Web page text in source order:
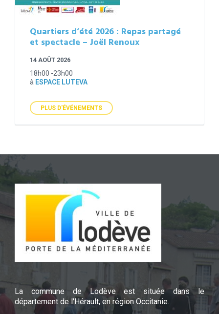
Quartiers d’été 2026 : Repas partagé
et spectacle – Joël Renoux
14 AOÛT 2026
18h00 -23h00
à ESPACE LUTEVA
PLUS D'ÉVÉNEMENTS
La commune de Lodève est située dans le
département de l'Hérault, en région Occitanie.